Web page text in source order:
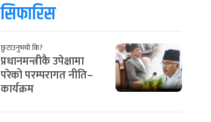
सिफारिस
छुटाउनुभयो कि?
प्रधानमन्त्रीकै उपेक्षामा
परेको परम्परागत नीति–
कार्यक्रम